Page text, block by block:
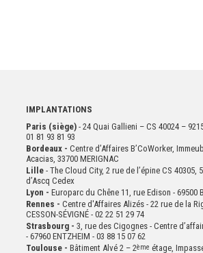
IMPLANTATIONS
Paris (siège) - 24 Quai Gallieni – CS 40024 –
01 81 93 81 93
Bordeaux - Centre d’Affaires B’CoWorker,
Acacias, 33700 MERIGNAC
Lille- The Cloud City, 2 rue de l’épine CS 40305,
d’Ascq Cedex
Lyon - Europarc du Chêne 11, rue Edison - 69500
Rennes - Centre d'Affaires Alizés - 22 rue de la
CESSON-SÉVIGNÉ - 02 22 51 29 74
Strasbourg - 3, rue des Cigognes - Centre
- 67960 ENTZHEIM - 03 88 15 07 62
Toulouse - Bâtiment Alvé 2 – 2ème étage,